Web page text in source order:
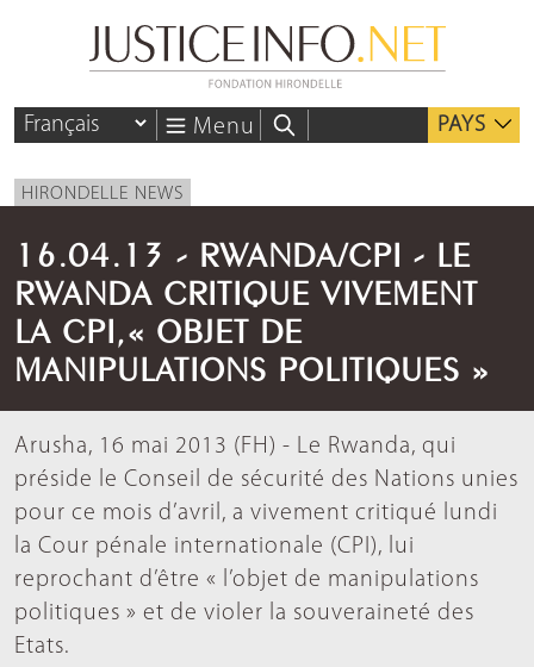
Menu PAYS
HIRONDELLE NEWS
16.04.13 - RWANDA/CPI - LE
RWANDA CRITIQUE VIVEMENT
LA CPI,« OBJET DE
MANIPULATIONS POLITIQUES »
Arusha, 16 mai 2013 (FH) - Le Rwanda, qui
préside le Conseil de sécurité des Nations unies
pour ce mois d’avril, a vivement critiqué lundi
la Cour pénale internationale (CPI), lui
reprochant d’être « l’objet de manipulations
politiques » et de violer la souveraineté des
Etats.